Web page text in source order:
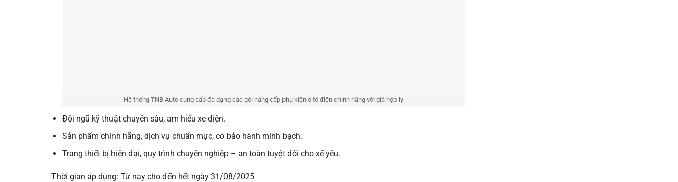
Hệ thống TNB Auto cung cấp đa dạng các gói nâng cấp phụ kiện ô tô điện chính hãng với giá hợp lý
Đội ngũ kỹ thuật chuyên sâu, am hiểu xe điện.
Sản phẩm chính hãng, dịch vụ chuẩn mực, có bảo hành minh bạch.
Trang thiết bị hiện đại, quy trình chuyên nghiệp – an toàn tuyệt đối cho xế yêu.
Thời gian áp dụng: Từ nay cho đến hết ngày 31/08/2025